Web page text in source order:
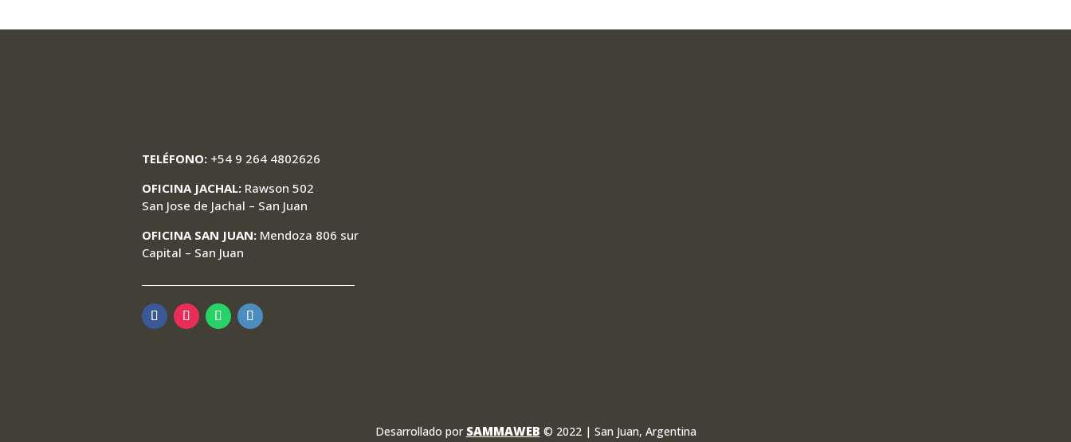
TELÉFONO: +54 9 264 4802626
OFICINA JACHAL: Rawson 502
San Jose de Jachal – San Juan
OFICINA SAN JUAN: Mendoza 806 sur
Capital – San Juan
Desarrollado por SAMMAWEB © 2022 | San Juan, Argentina